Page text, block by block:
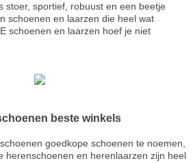
stoer, sportief, robuust en een beetje
schoenen en laarzen die heel wat
schoenen en laarzen hoef je niet
beste winkels
goedkope schoenen te noemen,
herenschoenen en herenlaarzen zijn heel